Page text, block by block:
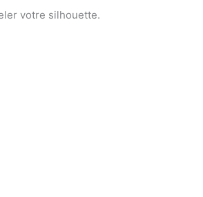
votre silhouette.